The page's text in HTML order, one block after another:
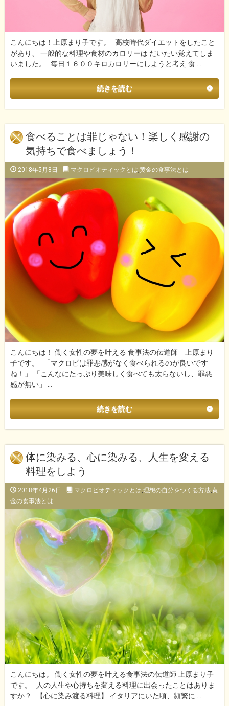
こんにちは！上原まり子です。 高校時代ダイエットをしたこと
があり、 一般的な料理や食材のカロリーは だいたい覚えてしま
いました。 毎日１６００キロカロリーにしようと考え 食 …
続きを読む
食べることは罪じゃない！楽しく感謝の
気持ちで食べましょう！
2018年5月8日 マクロビオティックとは,黄金の食事法とは
こんにちは！ 働く女性の夢を叶える 食事法の伝道師 上原まり
子です。 「マクロビは罪悪感がなく食べられるのが良いです
ね！」 「こんなにたっぷり美味しく食べても太らないし、罪悪
感が無い」 …
続きを読む
体に染みる、心に染みる、人生を変える
料理をしよう
2018年4月26日 マクロビオティックとは,理想の自分をつくる方法,黄
金の食事法とは
こんにちは。 働く女性の夢を叶える食事法の伝道師 上原まり子
です。 人の人生や心持ちを変える料理に出会ったことはありま
すか？ 【心に染み渡る料理】 イタリアにいた頃、頻繁に …